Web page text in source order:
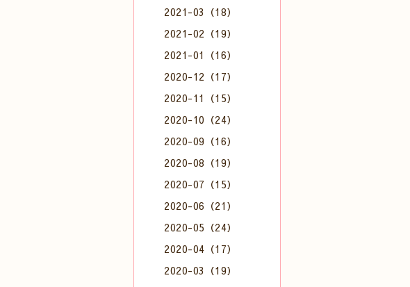
2021-03（18）
2021-02（19）
2021-01（16）
2020-12（17）
2020-11（15）
2020-10（24）
2020-09（16）
2020-08（19）
2020-07（15）
2020-06（21）
2020-05（24）
2020-04（17）
2020-03（19）